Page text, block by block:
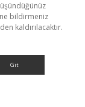
bildirmeniz
kaldırılacaktır.